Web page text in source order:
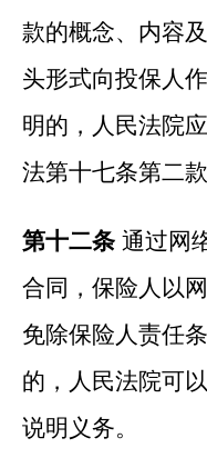
款的概念、内容
头形式向投保人
明的，人民法院
法第十七条第二
第十二条 通过网
合同，保险人以
免除保险人责任
的，人民法院可
说明义务。